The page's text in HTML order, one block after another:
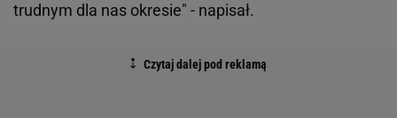
trudnym dla nas okresie" - napisał.